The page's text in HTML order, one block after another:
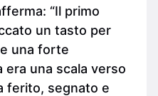
“Il primo
un tasto per
una forte
era una scala verso
ferito, segnato e